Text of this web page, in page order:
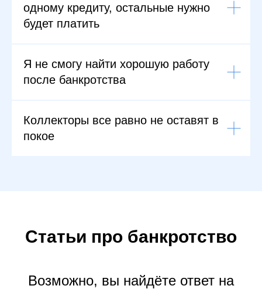
одному кредиту, остальные нужно
будет платить
Я не смогу найти хорошую работу
после банкротства
Коллекторы все равно не оставят в
покое
Статьи про банкротство
Возможно, вы найдёте ответ на